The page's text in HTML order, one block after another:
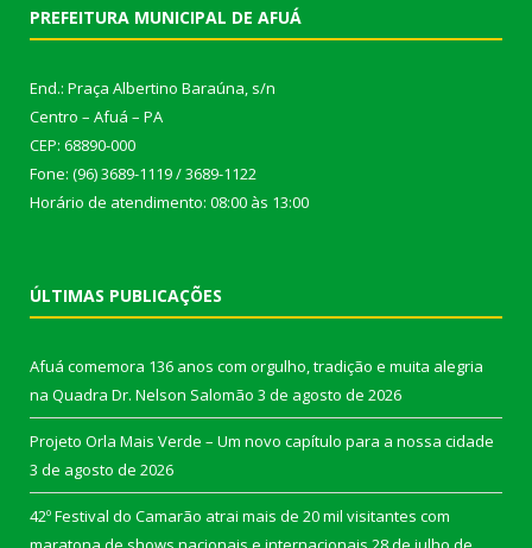
PREFEITURA MUNICIPAL DE AFUÁ
End.: Praça Albertino Baraúna, s/n
Centro – Afuá – PA
CEP: 68890-000
Fone: (96) 3689-1119 / 3689-1122
Horário de atendimento: 08:00 às 13:00
ÚLTIMAS PUBLICAÇÕES
Afuá comemora 136 anos com orgulho, tradição e muita alegria
na Quadra Dr. Nelson Salomão 3 de agosto de 2026
Projeto Orla Mais Verde – Um novo capítulo para a nossa cidade
3 de agosto de 2026
42º Festival do Camarão atrai mais de 20 mil visitantes com